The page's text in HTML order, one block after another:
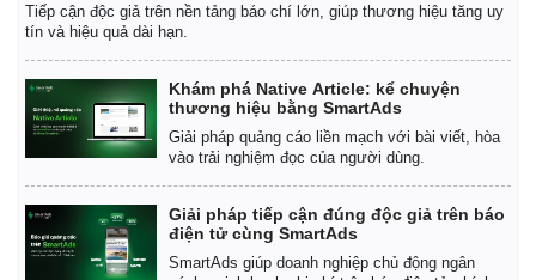
Tiếp cận độc giả trên nền tảng báo chí lớn, giúp thương hiệu tăng uy
tín và hiệu quả dài hạn.
Khám phá Native Article: kể chuyện
thương hiệu bằng SmartAds
Giải pháp quảng cáo liền mạch với bài viết, hòa
vào trải nghiệm đọc của người dùng.
Giải pháp tiếp cận đúng độc giả trên báo
điện tử cùng SmartAds
SmartAds giúp doanh nghiệp chủ động ngân